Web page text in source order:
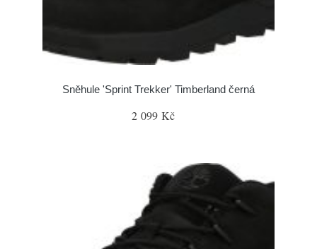
Sněhule 'Sprint Trekker' Timberland černá
2 099 Kč